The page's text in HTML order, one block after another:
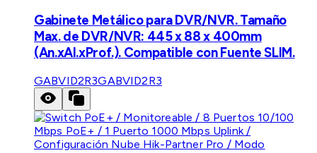
Gabinete Metálico para DVR/NVR. Tamaño
Max. de DVR/NVR: 445 x 88 x 400mm
(An.xAl.xProf.). Compatible con Fuente SLIM.
GABVID2R3GABVID2R3